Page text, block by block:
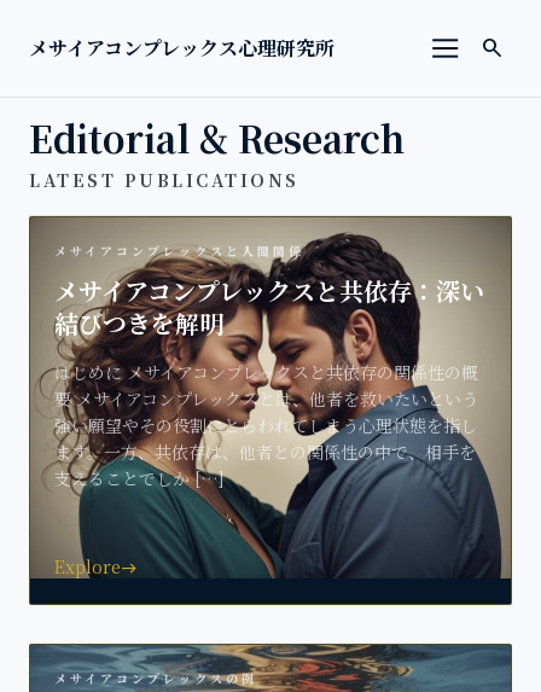
メサイアコンプレックス心理研究所
メニュー
検索を
search
Editorial & Research
LATEST PUBLICATIONS
メサイアコンプレックスと人間関係
メサイアコンプレックスと共依存：深い
結びつきを解明
はじめに メサイアコンプレックスと共依存の関係性の概
要 メサイアコンプレックスとは、他者を救いたいという
強い願望やその役割にとらわれてしまう心理状態を指し
ます。一方、共依存は、他者との関係性の中で、相手を
支えることでしか […]
Exploreeast
メサイアコンプレックスの例